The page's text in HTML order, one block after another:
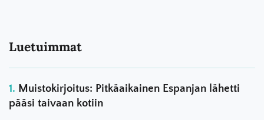
Luetuimmat
Muistokirjoitus: Pitkäaikainen Espanjan lähetti
pääsi taivaan kotiin